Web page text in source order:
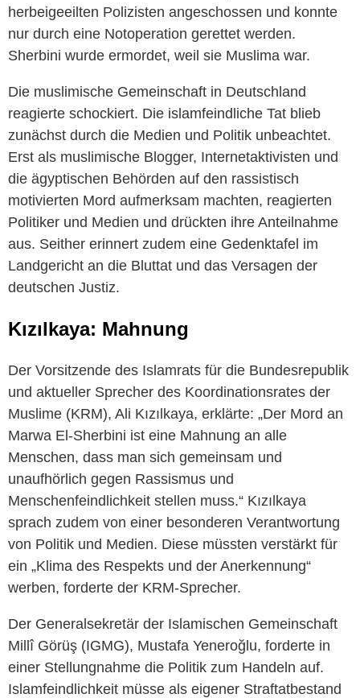
herbeigeeilten Polizisten angeschossen und konnte
nur durch eine Notoperation gerettet werden.
Sherbini wurde ermordet, weil sie Muslima war.
Die muslimische Gemeinschaft in Deutschland
reagierte schockiert. Die islamfeindliche Tat blieb
zunächst durch die Medien und Politik unbeachtet.
Erst als muslimische Blogger, Internetaktivisten und
die ägyptischen Behörden auf den rassistisch
motivierten Mord aufmerksam machten, reagierten
Politiker und Medien und drückten ihre Anteilnahme
aus. Seither erinnert zudem eine Gedenktafel im
Landgericht an die Bluttat und das Versagen der
deutschen Justiz.
Kızılkaya: Mahnung
Der Vorsitzende des Islamrats für die Bundesrepublik
und aktueller Sprecher des Koordinationsrates der
Muslime (KRM), Ali Kızılkaya, erklärte: „Der Mord an
Marwa El-Sherbini ist eine Mahnung an alle
Menschen, dass man sich gemeinsam und
unaufhörlich gegen Rassismus und
Menschenfeindlichkeit stellen muss.“ Kızılkaya
sprach zudem von einer besonderen Verantwortung
von Politik und Medien. Diese müssten verstärkt für
ein „Klima des Respekts und der Anerkennung“
werben, forderte der KRM-Sprecher.
Der Generalsekretär der Islamischen Gemeinschaft
Millî Görüş (IGMG), Mustafa Yeneroğlu, forderte in
einer Stellungnahme die Politik zum Handeln auf.
Islamfeindlichkeit müsse als eigener Straftatbestand